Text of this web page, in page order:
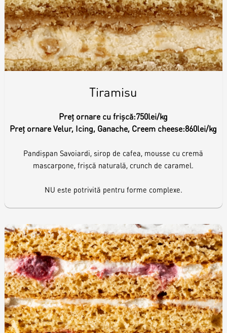
Tiramisu
Preț ornare cu frișcă:750lei/kg
Preț ornare Velur, Icing, Ganache, Creem cheese:860lei/kg
Pandișpan Savoiardi, sirop de cafea, mousse cu cremă
mascarpone, frișcă naturală, crunch de caramel.
NU este potrivită pentru forme complexe.